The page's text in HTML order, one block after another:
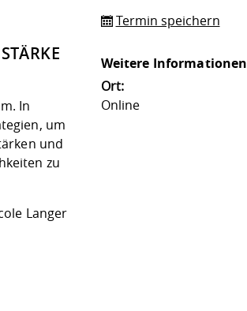
In
um
und
zu
Langer
Termin speichern
Weitere Informationen
Ort:
Online